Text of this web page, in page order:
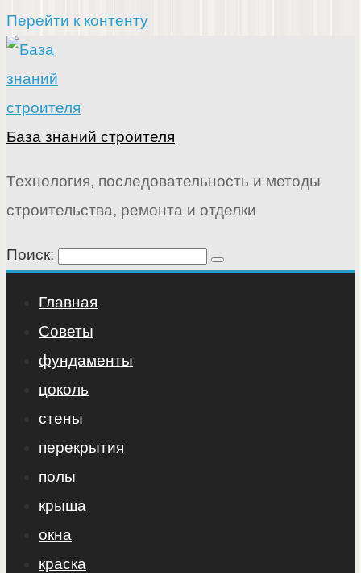
Перейти к контенту
База знаний строителя
Технология, последовательность и методы
строительства, ремонта и отделки
Поиск:
Главная
Советы
фундаменты
цоколь
стены
перекрытия
полы
крыша
окна
краска